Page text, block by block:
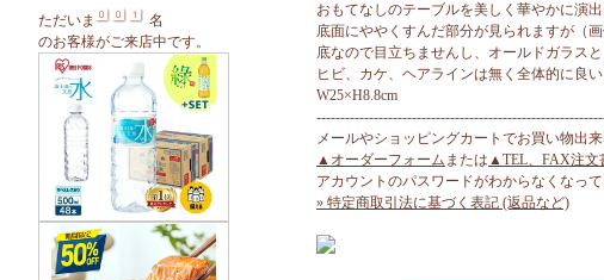
ただいま
名
のお客様がご来店中です。
おもてなしのテーブルを美しく華やかに演出
底面にややくすんだ部分が見られますが（画
底なので目立ちませんし、オールドガラス
ヒビ、カケ、ヘアラインは無く全体的に良い
W25×H8.8cm
メールやショッピングカートでお買い物出
▲オーダーフォーム または ▲TEL、FAX注文
アカウントのパスワードがわからなくなっ
» 特定商取引法に基づく表記 (返品など)